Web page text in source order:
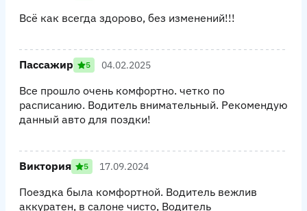
Всё как всегда здорово, без изменений!!!
Пассажир 5 04.02.2025
Все прошло очень комфортно. четко по
расписанию. Водитель внимательный. Рекомендую
данный авто для поздки!
Виктория 5 17.09.2024
Поездка была комфортной. Водитель вежлив
аккуратен, в салоне чисто, Водитель